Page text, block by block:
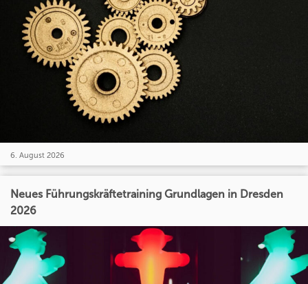
6. August 2026
Neues Führungskräftetraining Grundlagen in Dresden
2026